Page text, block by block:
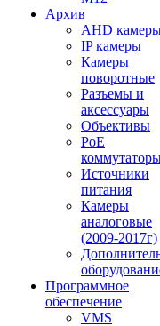
Архив
AHD
IP камеры
Камеры
поворотные
Разъемы и
аксессуары
Объективы
PoE
Источники
питания
Камеры
аналоговые
(2009-2017г)
Программное
обеспечение
VMS